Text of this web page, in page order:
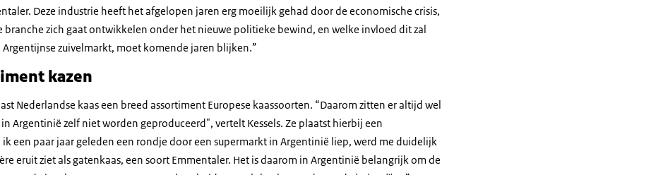
Deze industrie heeft het afgelopen jaren erg moeilijk gehad door de economische crisis,
branche zich gaat ontwikkelen onder het nieuwe politieke bewind, en welke invloed dit zal
zuivelmarkt, moet komende jaren blijken.”
kazen
Nederlandse kaas een breed assortiment Europese kaassoorten. “Daarom zitten er altijd wel
Argentinië zelf niet worden geproduceerd", vertelt Kessels. Ze plaatst hierbij een
een paar jaar geleden een rondje door een supermarkt in Argentinië liep, werd me duidelijk
eruit ziet als gatenkaas, een soort Emmentaler. Het is daarom in Argentinië belangrijk om de